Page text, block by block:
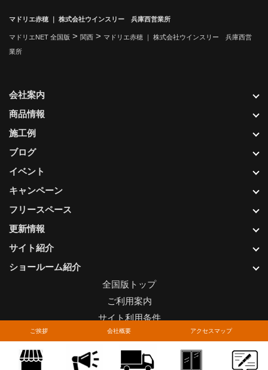
ご挨拶 会社概要 アクセスマップ
マドリエ赤穂 ｜ 株式会社ウインスリー 兵庫西営業所
マドリエNET 全国版 > 関西 > マドリエ赤穂 ｜ 株式会社ウインスリー 兵庫西営
業所
更新情報
サイト紹介
ショールーム紹介
会社案内
商品情報
施工例
ブログ
イベント
キャンペーン
フリースペース
全国版トップ
ご利用案内
サイト利用条件
プライバシーポリシー
関連リンク
お問い合わせについて